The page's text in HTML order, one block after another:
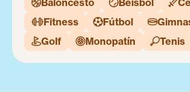
Baloncesto Béisbol 
Fitness Fútbol 
Golf Monopatín Tenis